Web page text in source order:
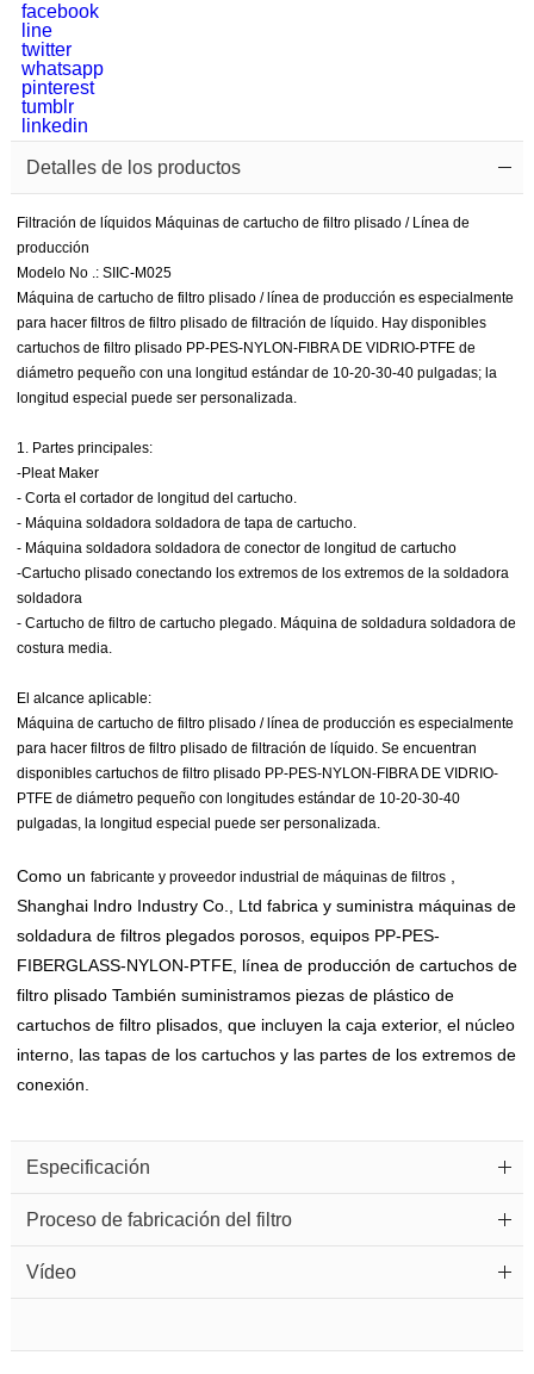
facebook
line
twitter
whatsapp
pinterest
tumblr
linkedin
Detalles de los productos
Filtración de líquidos Máquinas de cartucho de filtro plisado / Línea de
producción
Modelo No .: SIIC-M025
Máquina de cartucho de filtro plisado / línea de producción es especialmente
para hacer filtros de filtro plisado de filtración de líquido. Hay disponibles
cartuchos de filtro plisado PP-PES-NYLON-FIBRA DE VIDRIO-PTFE de
diámetro pequeño con una longitud estándar de 10-20-30-40 pulgadas; la
longitud especial puede ser personalizada.
1. Partes principales:
-Pleat Maker
- Corta el cortador de longitud del cartucho.
- Máquina soldadora soldadora de tapa de cartucho.
- Máquina soldadora soldadora de conector de longitud de cartucho
-Cartucho plisado conectando los extremos de los extremos de la soldadora
soldadora
- Cartucho de filtro de cartucho plegado. Máquina de soldadura soldadora de
costura media.
El alcance aplicable:
Máquina de cartucho de filtro plisado / línea de producción es especialmente
para hacer filtros de filtro plisado de filtración de líquido. Se encuentran
disponibles cartuchos de filtro plisado PP-PES-NYLON-FIBRA DE VIDRIO-
PTFE de diámetro pequeño con longitudes estándar de 10-20-30-40
pulgadas, la longitud especial puede ser personalizada.
Como un fabricante y proveedor industrial de máquinas de filtros ,
Shanghai Indro Industry Co., Ltd fabrica y suministra máquinas de
soldadura de filtros plegados porosos, equipos PP-PES-
FIBERGLASS-NYLON-PTFE, línea de producción de cartuchos de
filtro plisado También suministramos piezas de plástico de
cartuchos de filtro plisados, que incluyen la caja exterior, el núcleo
interno, las tapas de los cartuchos y las partes de los extremos de
conexión.
Especificación
Proceso de fabricación del filtro
Vídeo
El
Código
de
confirmación